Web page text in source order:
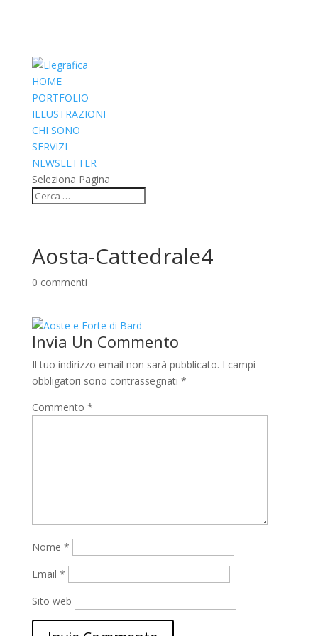
HOME
PORTFOLIO
ILLUSTRAZIONI
CHI SONO
SERVIZI
NEWSLETTER
Seleziona Pagina
Aosta-Cattedrale4
0 commenti
Invia Un Commento
Il tuo indirizzo email non sarà pubblicato. I campi
obbligatori sono contrassegnati *
Commento *
Nome *
Email *
Sito web